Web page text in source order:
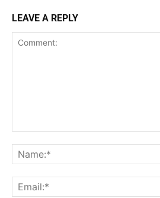
LEAVE A REPLY